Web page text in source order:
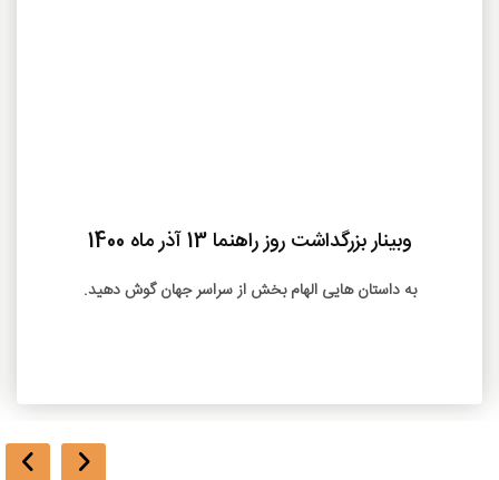
وبینار بزرگداشت روز راهنما 13 آذر ماه 1400
به داستان هایی الهام بخش از سراسر جهان گوش دهید.